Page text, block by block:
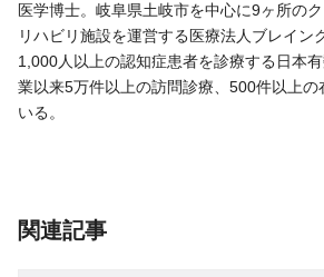
医学博士。岐阜県土岐市を中心に9ヶ所のク
リハビリ施設を運営する医療法人ブレイン
1,000人以上の認知症患者を診療する日本
業以来5万件以上の訪問診療、500件以上の
いる。
関連記事